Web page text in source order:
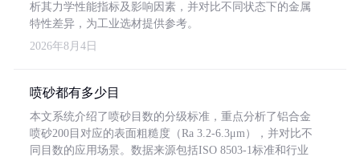
析其力学性能指标及影响因素，并对比不同状态下的金属
特性差异，为工业选材提供参考。
2026年8月4日
喷砂都有多少目
本文系统介绍了喷砂目数的分级标准，重点分析了铝合金
喷砂200目对应的表面粗糙度（Ra 3.2-6.3μm），并对比不
同目数的应用场景。数据来源包括ISO 8503-1标准和行业